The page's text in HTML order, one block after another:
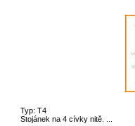
Typ: T4
Stojánek na 4 cívky nitě. ...